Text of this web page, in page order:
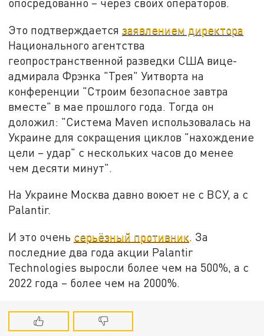
Это подтверждаетсязаявлением директора
Национального агентства
геопространственной разведки США вице-
адмирала Фрэнка "Трея" Уитворта на
конференции "Строим безопасное завтра
вместе" в мае прошлого года. Тогда он
доложил: "Система Maven использовалась на
Украине для сокращения циклов "нахождение
цели – удар" c нескольких часов до менее
чем десяти минут".
На Украине Москва давно воюет не с ВСУ, а с
Palantir.
И это очень серьёзный противник. За
последние два года акции Palantir
Technologies выросли более чем на 500%, а с
2022 года – более чем на 2000%.